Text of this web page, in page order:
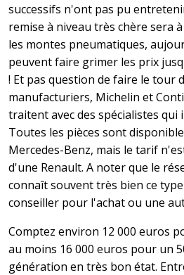
successifs n'ont pas pu
remise à niveau très chère sera
les montes pneumatiques,
peuvent faire grimer les prix
! Et pas question de faire le tour
manufacturiers, Michelin et
traitent avec des spécialistes
Toutes les pièces sont
Mercedes-Benz, mais le tarif
d'une Renault. A noter que le
connaît souvent très bien ce
conseiller pour l'achat ou une
Comptez environ 12 000 euros
au moins 16 000 euros pour un
génération en très bon état.